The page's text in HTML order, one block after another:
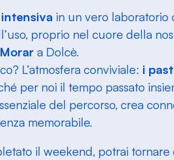
in un vero laboratorio
proprio nel cuore della
a Dolcè.
L’atmosfera conviviale: i
per noi il tempo passato
del percorso, crea
memorabile.
il weekend, potrai